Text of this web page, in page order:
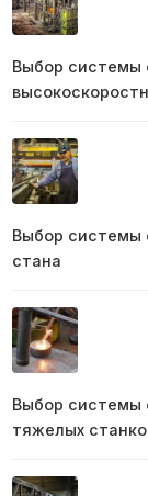
Выбор системы
Выбор системы
стана
Выбор системы
тяжелых